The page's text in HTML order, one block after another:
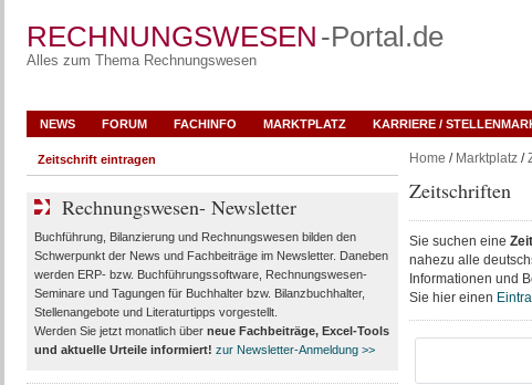
RECHNUNGSWESEN -Portal.de
Alles zum Thema Rechnungswesen
NEWS FORUM FACHINFO MARKTPLATZ KARRIERE /
Home / Marktplatz/
Zeitschriften
Sie suchen eine
nahezu alle
Informationen und
Sie hier einen
Zeitschrift eintragen
Rechnungswesen- Newsletter
Buchführung, Bilanzierung und Rechnungswesen bilden den
Schwerpunkt der News und Fachbeiträge im Newsletter. Daneben
werden ERP- bzw. Buchführungssoftware, Rechnungswesen-
Seminare und Tagungen für Buchhalter bzw. Bilanzbuchhalter,
Stellenangebote und Literaturtipps vorgestellt.
Werden Sie jetzt monatlich über neue Fachbeiträge, Excel-Tools
und aktuelle Urteileinformiert! zur Newsletter-Anmeldung >>